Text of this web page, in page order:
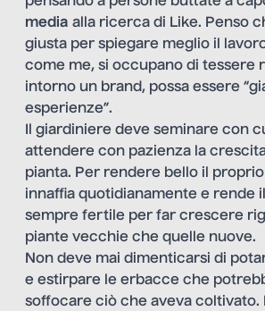
media alla ricerca di Like. Penso
giusta per spiegare meglio il
come me, si occupano di tessere
intorno un brand, possa essere
esperienze”.
Il giardiniere deve seminare con
attendere con pazienza la
pianta. Per rendere bello il
innaffia quotidianamente e rende
sempre fertile per far crescere
piante vecchie che quelle nuove.
Non deve mai dimenticarsi di
e estirpare le erbacce che
soffocare ciò che aveva coltivato.